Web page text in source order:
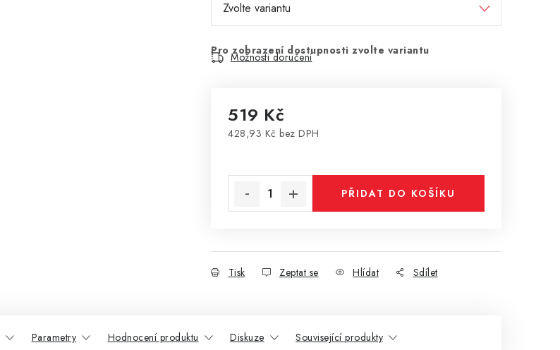
Pro zobrazení dostupnosti zvolte variantu
Možnosti doručení
519 Kč
428,93 Kč bez DPH
PŘIDAT DO KOŠÍKU
Tisk Zeptat se Hlídat Sdílet
Parametry Hodnocení produktu Diskuze Související produkty